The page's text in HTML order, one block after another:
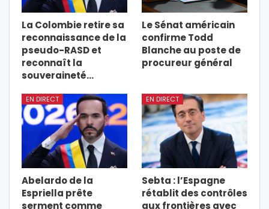
La Colombie retire sa
reconnaissance de la
pseudo-RASD et
reconnaît la
souveraineté…
Le Sénat américain
confirme Todd
Blanche au poste de
procureur général
EN DIRECT
Abelardo de la
Espriella prête
serment comme
EN DIRECT
Sebta : l’Espagne
rétablit des contrôles
aux frontières avec